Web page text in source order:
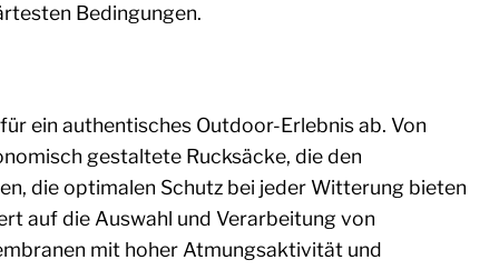
Bedingungen.
ein authentisches Outdoor-Erlebnis ab. Von
gestaltete Rucksäcke, die den
die optimalen Schutz bei jeder Witterung bieten
auf die Auswahl und Verarbeitung von
mit hoher Atmungsaktivität und